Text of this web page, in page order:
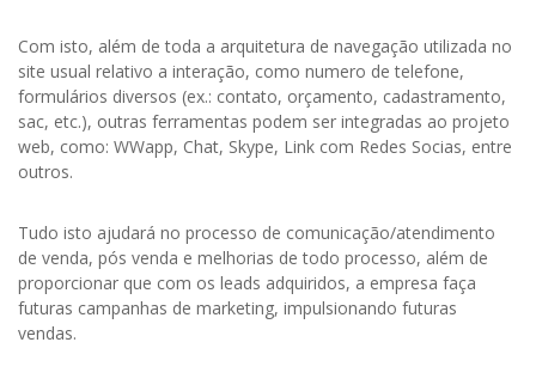
Com isto, além de toda a arquitetura de navegação utilizada no
site usual relativo a interação, como numero de telefone,
formulários diversos (ex.: contato, orçamento, cadastramento,
sac, etc.), outras ferramentas podem ser integradas ao projeto
web, como: WWapp, Chat, Skype, Link com Redes Socias, entre
outros.
Tudo isto ajudará no processo de comunicação/atendimento
de venda, pós venda e melhorias de todo processo, além de
proporcionar que com os leads adquiridos, a empresa faça
futuras campanhas de marketing, impulsionando futuras
vendas.